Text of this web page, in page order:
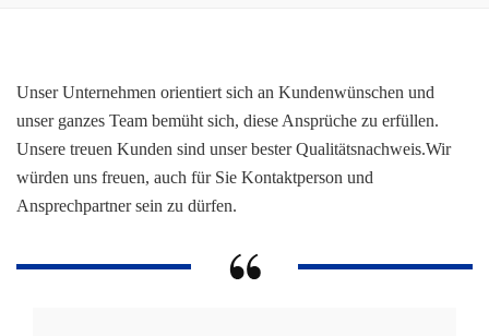
Unser Unternehmen orientiert sich an Kundenwünschen und
unser ganzes Team bemüht sich, diese Ansprüche zu erfüllen.
Unsere treuen Kunden sind unser bester Qualitätsnachweis.Wir
würden uns freuen, auch für Sie Kontaktperson und
Ansprechpartner sein zu dürfen.